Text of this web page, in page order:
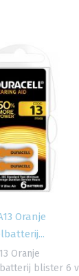
Oranje
Oranje
blister 6